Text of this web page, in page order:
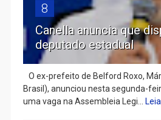
8
Canella anuncia que
deputado estadual
O ex-prefeito de Belford Roxo,
Brasil), anunciou nesta segunda-
uma vaga na Assembleia Legi...